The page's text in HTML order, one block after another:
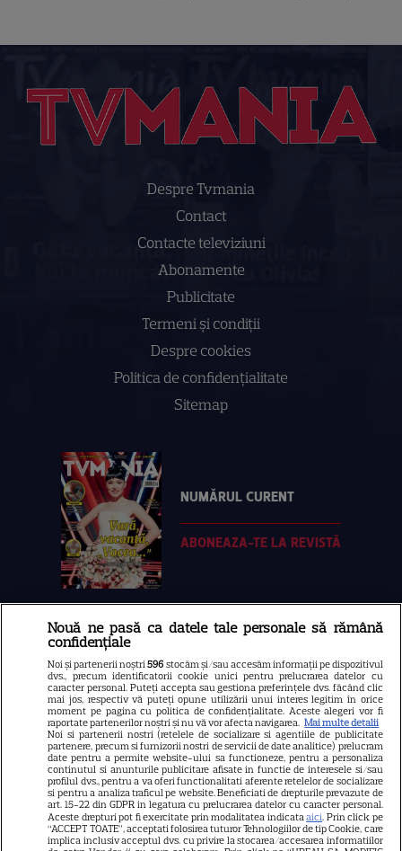
Despre Tvmania
Contact
Contacte televiziuni
Abonamente
Publicitate
Termeni și condiții
Despre cookies
Politica de confidenţialitate
Sitemap
NUMĂRUL CURENT
ABONEAZA-TE LA REVISTĂ
Libertatea
Libertatea pentru femei
GSP
Știri mondene
Avantaje
Elle
Unica
Retete practice
Nouă ne pasă ca datele tale personale să rămână
confidențiale
Noi și partenerii noștri596 stocăm și/sau accesăm informații pe dispozitivul
dvs., precum identificatorii cookie unici pentru prelucrarea datelor cu
caracter personal. Puteți accepta sau gestiona preferințele dvs. făcând clic
mai jos, respectiv vă puteți opune utilizării unui interes legitim în orice
moment pe pagina cu politica de confidențialitate. Aceste alegeri vor fi
raportate partenerilor noștri și nu vă vor afecta navigarea. Mai multe detalii
Noi si partenerii nostri (retelele de socializare si agentiile de publicitate
partenere, precum si furnizorii nostri de servicii de date analitice) prelucram
date pentru a permite website-ului sa functioneze, pentru a personaliza
continutul si anunturile publicitare afisate in functie de interesele si/sau
profilul dvs., pentru a va oferi functionalitati aferente retelelor de socializare
si pentru a analiza traficul pe website. Beneficiati de drepturile prevazute de
art. 15-22 din GDPR in legatura cu prelucrarea datelor cu caracter personal.
Aceste drepturi pot fi exercitate prin modalitatea indicataaici. Prin click pe
“ACCEPT TOATE”, acceptati folosirea tuturor Tehnologiilor de tip Cookie, care
implica inclusiv acceptul dvs. cu privire la stocarea/accesarea informatiilor